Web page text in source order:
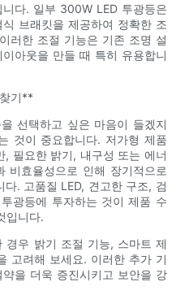
다. 일부 300W LED 투광등은
브래킷을 제공하여 정확한 조
러한 조절 기능은 기존 조명 설
아웃을 만들 때 특히 유용합니
기**
선택하고 싶은 마음이 들겠지
것이 중요합니다. 저가형 제품
필요한 밝기, 내구성 또는 에너
비효율성으로 인해 장기적으로
. 고품질 LED, 견고한 구조, 검
광등에 투자하는 것이 제품 수
입니다.
경우 밝기 조절 기능, 스마트 제
고려해 보세요. 이러한 추가 기
을 더욱 증진시키고 보안을 강